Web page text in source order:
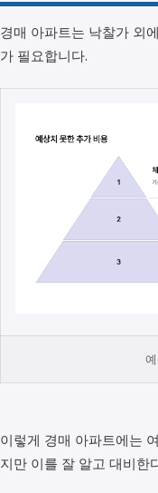
경매 아파트는 낙찰가 외
가 필요합니다.
이렇게 경매 아파트에는
지만 이를 잘 알고 대비한